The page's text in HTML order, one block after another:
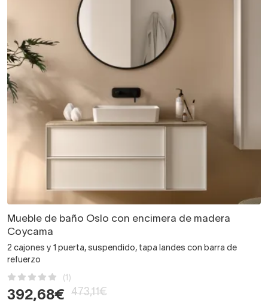
Mueble de baño Oslo con encimera de madera
Coycama
2 cajones y 1 puerta, suspendido, tapa landes con barra de
refuerzo
(1)
392,68€ 473,11€